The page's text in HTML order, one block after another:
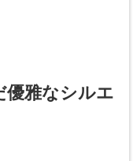
優雅なシルエ